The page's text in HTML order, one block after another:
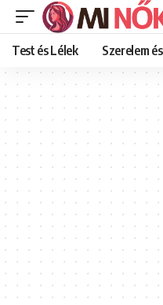
Test és Lélek Szerelem